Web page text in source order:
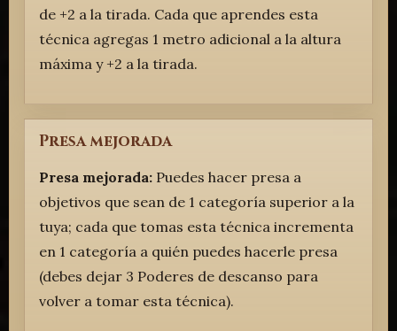
de +2 a la tirada. Cada que aprendes esta
técnica agregas 1 metro adicional a la altura
máxima y +2 a la tirada.
Presa mejorada
Presa mejorada:Puedes hacer presa a
objetivos que sean de 1 categoría superior a la
tuya; cada que tomas esta técnica incrementa
en 1 categoría a quién puedes hacerle presa
(debes dejar 3 Poderes de descanso para
volver a tomar esta técnica).